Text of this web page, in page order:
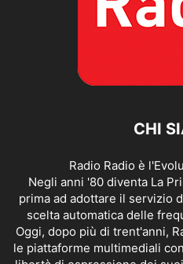
CHI
Radio Radio è
Negli anni '80 diventa La
prima ad adottare il servizio
scelta automatica delle
Oggi, dopo più di trent'anni,
le piattaforme multimediali